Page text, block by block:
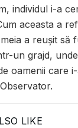
individul i-a
aceasta a
a reuşit să
un grajd,
oamenii care
LIKE